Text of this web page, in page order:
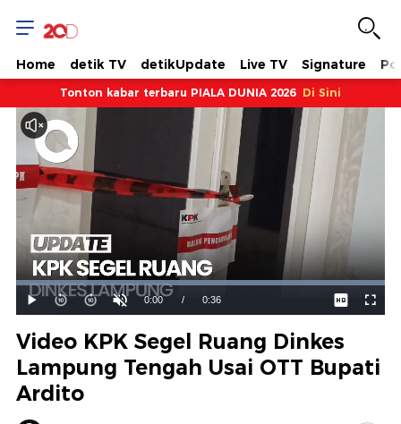
Home detik TV detikUpdate Live TV Signature
Tonton kabar terbaru PIALA DUNIA 2026 Di Sini
Mainkan
Suara
Hidup
Waktu
0:00 / Durasi
0:36
Dimuat:
100.00%
Video KPK Segel Ruang Dinkes
Lampung Tengah Usai OTT Bupati
Ardito